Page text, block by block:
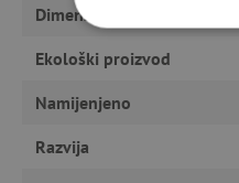
Dimenzije
Ekološki proizvod
Namijenjeno
Razvija
NUŽNO